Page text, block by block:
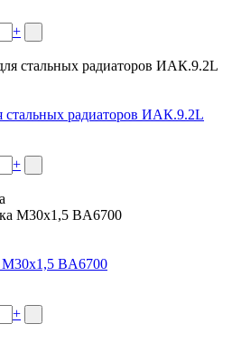
+
радиаторов ИАК.9.2L
+
М30х1,5 BA6700
+